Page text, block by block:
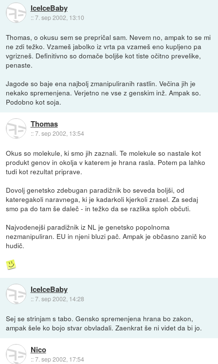
IceIceBaby
::7. sep 2002, 13:10
Thomas, o okusu sem se prepričal sam. Nevem no, ampak to se mi
ne zdi težko. Vzameš jabolko iz vrta pa vzameš eno kupljeno pa
vgrizneš. Definitivno so domače boljše kot tiste očitno prevelike,
penaste.
Jagode so baje ena najbolj zmanipuliranih rastlin. Večina jih je
nekako spremenjena. Verjetno ne vse z genskim inž. Ampak so.
Podobno kot soja.
Thomas
::7. sep 2002, 13:54
Okus so molekule, ki smo jih zaznali. Te molekule so nastale kot
produkt genov in okolja v katerem je hrana rasla. Potem pa lahko
tudi kot rezultat priprave.
Dovolj genetsko zdebugan paradižnik bo seveda boljši, od
kateregakoli naravnega, ki je kadarkoli kjerkoli zrasel. Za sedaj
smo pa do tam še daleč - in težko da se razlika sploh občuti.
Najvodenejši paradižnik iz NL je genetsko popolnoma
nezmanipuliran. EU in njeni bluzi pač. Ampak je občasno zanič ko
hudič.
IceIceBaby
::7. sep 2002, 14:28
Sej se strinjam s tabo. Gensko spremenjena hrana bo zakon,
ampak šele ko bojo stvar obvladali. Zaenkrat še ni videt da bi jo.
Nico
::7. sep 2002, 17:54